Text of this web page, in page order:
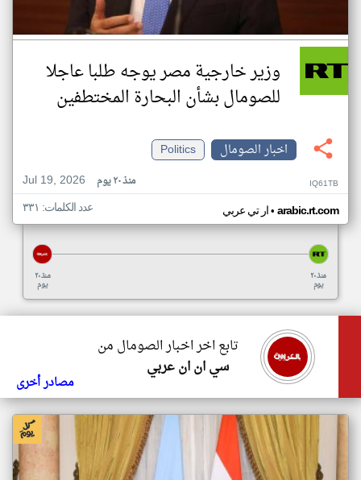
وزير خارجية مصر يوجه طلبا عاجلا
للصومال بشأن البحارة المختطفين
اخبار الصومال
Politics
Jul 19, 2026
منذ ٢٠ يوم IQ61TB
ار تي عربي• arabic.rt.com عدد الكلمات: ٣٣١
منذ ٢٠
يوم
منذ ٢٠
يوم
تابع اخر اخبار الصومال من
سي ان ان عربي
مصادر أخرى